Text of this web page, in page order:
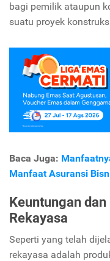
bagi pemilik ataupun
suatu proyek
Baca Juga:
Manfaat Asuransi
Keuntungan
Rekayasa
Seperti yang telah
rekayasa adalah